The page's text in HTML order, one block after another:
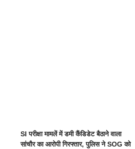
SI परीक्षा मामलें में डमी कैंडिडेट बैठाने वाला
सांचौर का आरोपी गिरफ्तार, पुलिस ने SOG को